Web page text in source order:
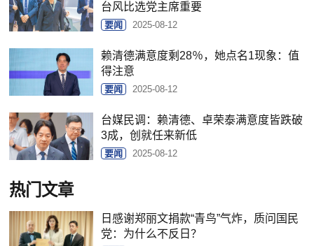
台风比选党主席重要
要闻 2025-08-12
赖清德满意度剩28％，她点名1现象：值
得注意
要闻 2025-08-12
台媒民调：赖清德、卓荣泰满意度皆跌破
3成，创就任来新低
要闻 2025-08-12
热门文章
日感谢郑丽文捐款“青鸟”气炸，质问国民
党：为什么不反日？